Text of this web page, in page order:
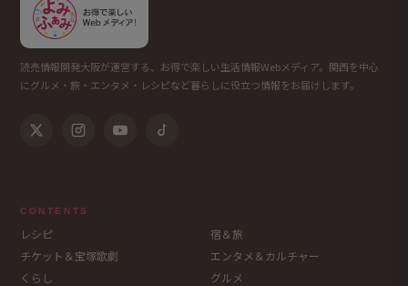
読売情報開発大阪が運営する、お得で楽しい生活情報Webメディア。関西を中心
にグルメ・旅・エンタメ・レシピなど暮らしに役立つ情報をお届けします。
CONTENTS
レシピ
宿＆旅
チケット＆宝塚歌劇
エンタメ＆カルチャー
くらし
グルメ